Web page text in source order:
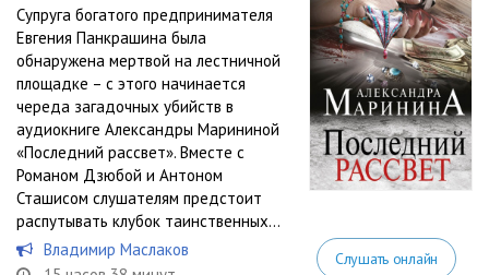
Супруга богатого предпринимателя
Евгения Панкрашина была
обнаружена мертвой на лестничной
площадке – с этого начинается
череда загадочных убийств в
аудиокниге Александры Марининой
«Последний рассвет». Вместе с
Романом Дзюбой и Антоном
Сташисом слушателям предстоит
распутывать клубок таинственных...
Владимир Маслаков
Слушать онлайн